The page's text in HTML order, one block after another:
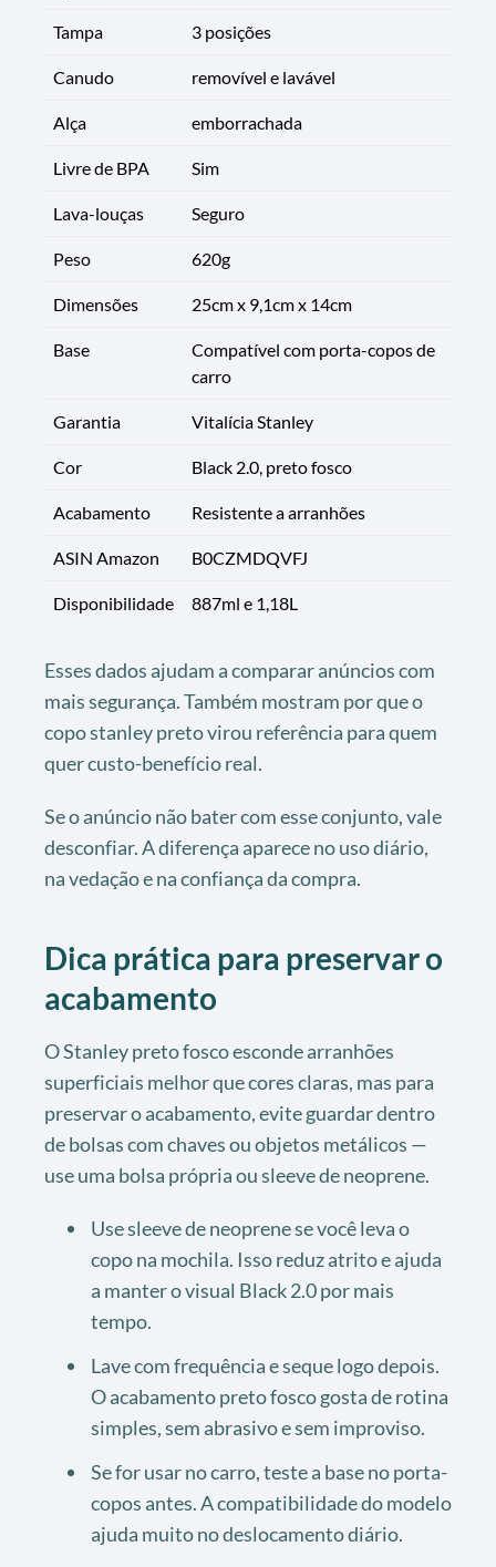
Tampa 3 posições
Canudo removível e lavável
Alça emborrachada
Livre de BPA Sim
Lava-louças Seguro
Peso 620g
Dimensões 25cm x 9,1cm x 14cm
Base
Compatível com porta-copos de
carro
Garantia Vitalícia Stanley
Cor Black 2.0, preto fosco
Acabamento Resistente a arranhões
ASIN Amazon B0CZMDQVFJ
Disponibilidade 887ml e 1,18L
Esses dados ajudam a comparar anúncios com
mais segurança. Também mostram por que o
copo stanley preto virou referência para quem
quer custo-benefício real.
Se o anúncio não bater com esse conjunto, vale
desconfiar. A diferença aparece no uso diário,
na vedação e na confiança da compra.
Dica prática para preservar o
acabamento
O Stanley preto fosco esconde arranhões
superficiais melhor que cores claras, mas para
preservar o acabamento, evite guardar dentro
de bolsas com chaves ou objetos metálicos —
use uma bolsa própria ou sleeve de neoprene.
Use sleeve de neoprene se você leva o
copo na mochila. Isso reduz atrito e ajuda
a manter o visual Black 2.0 por mais
tempo.
Lave com frequência e seque logo depois.
O acabamento preto fosco gosta de rotina
simples, sem abrasivo e sem improviso.
Se for usar no carro, teste a base no porta-
copos antes. A compatibilidade do modelo
ajuda muito no deslocamento diário.